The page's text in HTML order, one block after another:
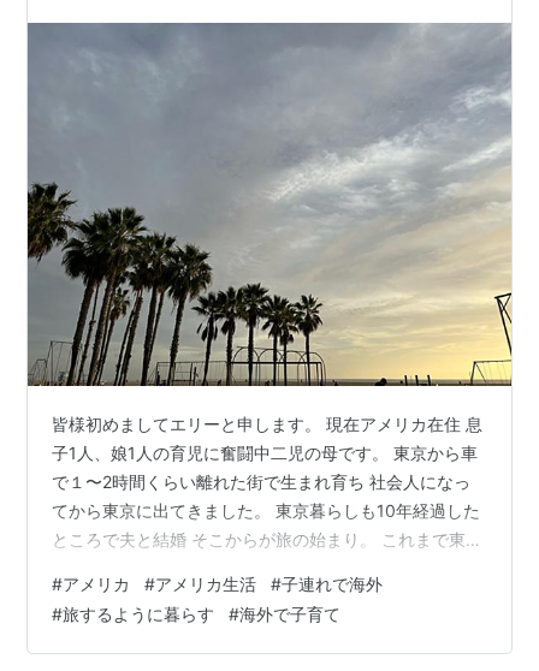
皆様初めましてエリーと申します。 現在アメリカ在住 息
子1人、娘1人の育児に奮闘中二児の母です。 東京から車
で１〜2時間くらい離れた街で生まれ育ち 社会人になっ
てから東京に出てきました。 東京暮らしも10年経過した
ところで夫と結婚 そこからが旅の始まり。 これまで東京
回 独身時代も合わせると10数回、更に引越しは続きそう
な予感のする生活を送っています。 新しい場所、新しい
こと大好きな割には 時折何だか孤独だな、 人とは少し違
#アメリカ #アメリカ生活 #子連れで海外
#旅するように暮らす #海外で子育て